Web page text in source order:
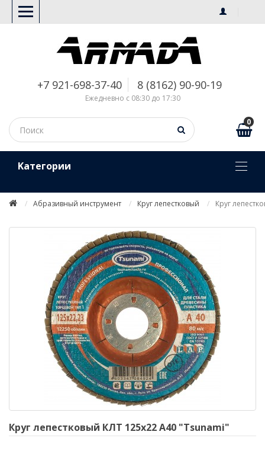
+7 921-698-37-40 8 (8162) 90-90-19
Ежедневно с 08:30 до 17:30
0
Kатегории
Абразивный инструмент Круг лепестковый Круг
Круг лепестковый КЛТ 125х22 А40 "Tsunami"